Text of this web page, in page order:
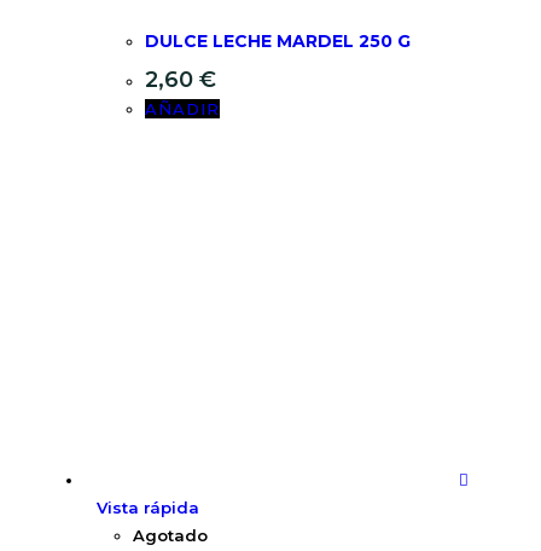
DULCE LECHE MARDEL 250 G
2,60 €
AÑADIR
Vista rápida
Agotado